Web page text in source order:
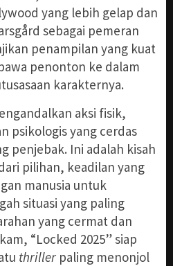
yang lebih gelap dan
sebagai pemeran
penampilan yang kuat
penonton ke dalam
karakternya.
aksi fisik,
psikologis yang cerdas
penjebak. Ini adalah kisah
pilihan, keadilan yang
manusia untuk
situasi yang paling
yang cermat dan
“Locked 2025” siap
thriller paling menonjol